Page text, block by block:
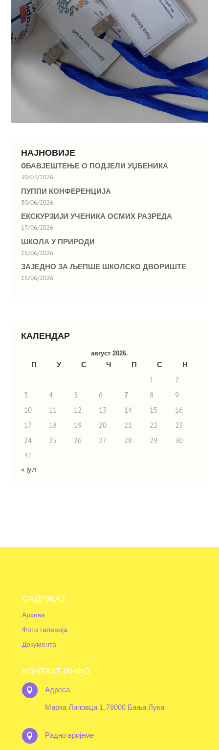
НАЈНОВИЈЕ
OБАВЈЕШТЕЊЕ О ПОДЈЕЛИ УЏБЕНИКА
30/07/2026
ПУППИ КОНФЕРЕНЦИЈА
30/06/2026
ЕКСКУРЗИЈИ УЧЕНИКА ОСМИХ РАЗРЕДА
17/06/2026
ШКОЛА У ПРИРОДИ
16/06/2026
ЗАЈЕДНО ЗА ЉЕПШЕ ШКОЛСКО ДВОРИШТЕ
16/06/2026
КАЛЕНДАР
август 2026.
П У С Ч П С
Н
1
2
3
4 5 6 7 8
9
10
11 12 13 14 15
16
17
18 19 20 21 22
23
24
25 26 27 28 29
30
31
« јул
САДРЖАЈ
Архива
Фото галерија
Документа
КОНТАКТ ИНФО
 Адреса
Марка Липовца 1, 78000 Бања Лука
 Радно вријеме